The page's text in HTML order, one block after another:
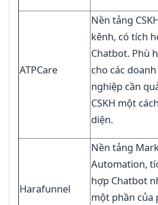
ATPCare
Nền tảng
kênh, có tích
Chatbot. Phù
cho các doanh
nghiệp cần
CSKH một
diện.
Harafunnel
Nền tảng
Automation,
hợp Chatbot
một phần của